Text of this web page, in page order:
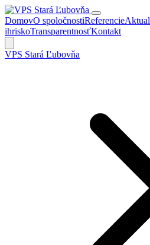
DomovO spoločnostiReferencie
ihriskoTransparentnosťKontakt
VPS Stará Ľubovňa